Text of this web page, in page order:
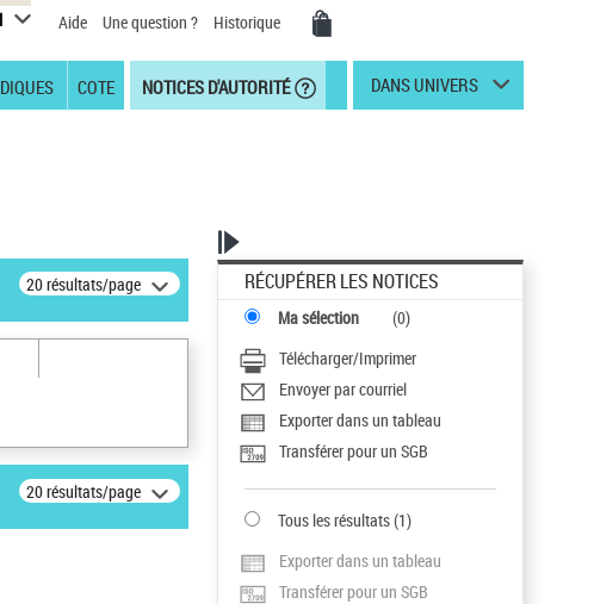
Aide Une question ? Historique
COTE NOTICES D'AUTORITÉ DANS UNIVERS
20 résultats/page
20 résultats/page
RÉCUPÉRER LES NOTICES
Ma sélection (0)
Télécharger/Imprimer
Envoyer par courriel
Exporter dans un tableau
Transférer pour un SGB
Tous les résultats(1)
Exporter dans un tableau
Transférer pour un SGB